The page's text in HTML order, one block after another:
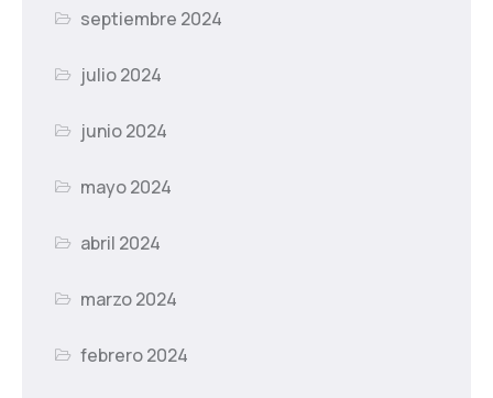
septiembre 2024
julio 2024
junio 2024
mayo 2024
abril 2024
marzo 2024
febrero 2024